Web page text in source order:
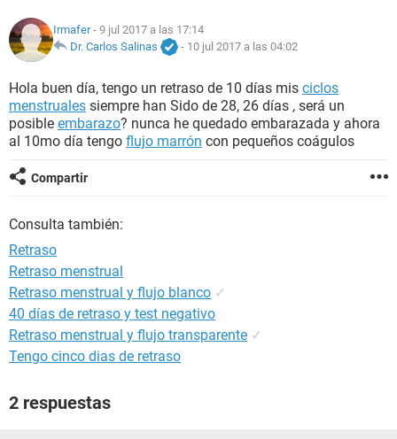
NUTRICIÓN
BIENESTAR
SEXUALIDAD
GLOSARIO
Irmafer- 9 jul 2017 a las 17:14
Dr. Carlos Salinas
- 10 jul 2017 a las 04:02
Hola buen día, tengo un retraso de 10 días mis ciclos
menstruales siempre han Sido de 28, 26 días , será un
posible embarazo? nunca he quedado embarazada y ahora
al 10mo día tengo flujo marrón con pequeños coágulos
Compartir
Consulta también:
Retraso
Retraso menstrual
Retraso menstrual y flujo blanco ✓
40 días de retraso y test negativo
Retraso menstrual y flujo transparente ✓
Tengo cinco dias de retraso
2 respuestas